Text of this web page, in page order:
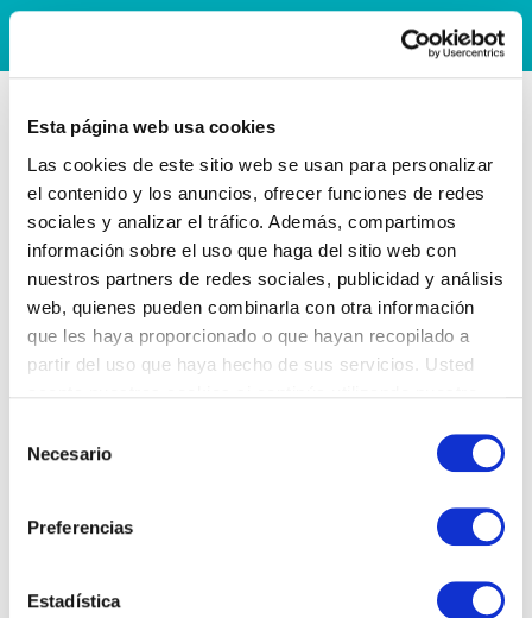
Esta página web usa cookies
Las cookies de este sitio web se usan para personalizar
el contenido y los anuncios, ofrecer funciones de redes
sociales y analizar el tráfico. Además, compartimos
información sobre el uso que haga del sitio web con
nuestros partners de redes sociales, publicidad y análisis
web, quienes pueden combinarla con otra información
que les haya proporcionado o que hayan recopilado a
partir del uso que haya hecho de sus servicios. Usted
Necesario
Preferencias
Estadística